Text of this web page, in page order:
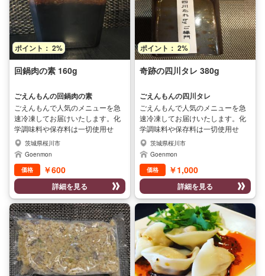
ポイント： 2%
回鍋肉の素 160g
ごえんもんの回鍋肉の素
ごえんもんで人気のメニューを急
速冷凍してお届けいたします。化
学調味料や保存料は一切使用せ
ず、シェフが全て手作りした本格
中華料理です。安心安全で本格的
なお店の味をご家庭で手軽にお楽
しみいただけます。
茨城県桜川市
Goenmon
価格
￥600
詳細を見る
ポイント： 2%
奇跡の四川タレ 380g
ごえんもんの四川タレ
ごえんもんで人気のメニューを急
速冷凍してお届けいたします。化
学調味料や保存料は一切使用せ
ず、シェフが全て手作りした本格
中華料理です。安心安全で本格的
なお店の味をご家庭で手軽にお楽
しみいただけます。
茨城県桜川市
Goenmon
価格
￥1,000
詳細を見る